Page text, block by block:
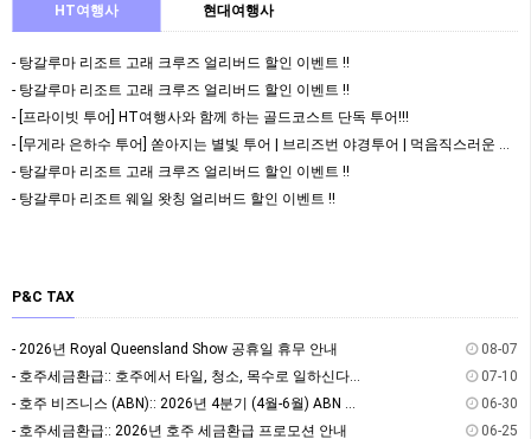
HT여행사 현대여행사
- 탕갈루마 리조트 고래 크루즈 얼리버드 할인 이벤트 !!
- 탕갈루마 리조트 고래 크루즈 얼리버드 할인 이벤트 !!
- [프라이빗 투어] HT여행사와 함께 하는 골드코스트 단독 투어!!!
- 탕갈루마 리조트 고래 크루즈 얼리버드 할인 이벤트 !!
- 탕갈루마 리조트 웨일 왓칭 얼리버드 할인 이벤트 !!
P&C TAX
- 2026년 Royal Queensland Show 공휴일 휴무 안내
08-07
07-10
06-30
- 호주세금환급:: 2026년 호주 세금환급 프로모션 안내
06-25